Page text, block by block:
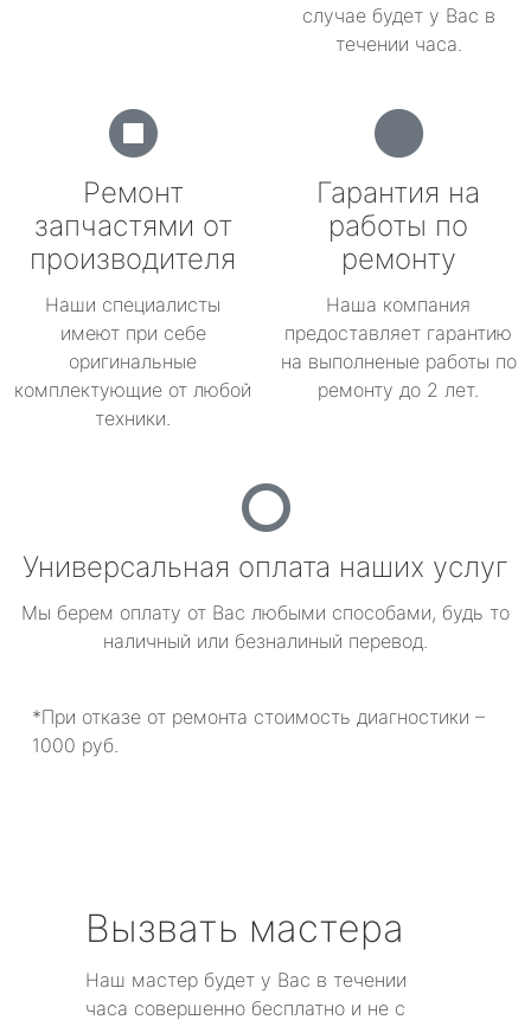
случае будет у Вас в
течении часа.
Ремонт
запчастями от
производителя
Наши специалисты
имеют при себе
оригинальные
комплектующие от любой
техники.
Гарантия на
работы по
ремонту
Наша компания
предоставляет гарантию
на выполненые работы по
ремонту до 2 лет.
Универсальная оплата наших услуг
Мы берем оплату от Вас любыми способами, будь то
наличный или безналиный перевод.
*При отказе от ремонта стоимость диагностики –
1000 руб.
Вызвать мастера
Наш мастер будет у Вас в течении
часа совершенно бесплатно и не с